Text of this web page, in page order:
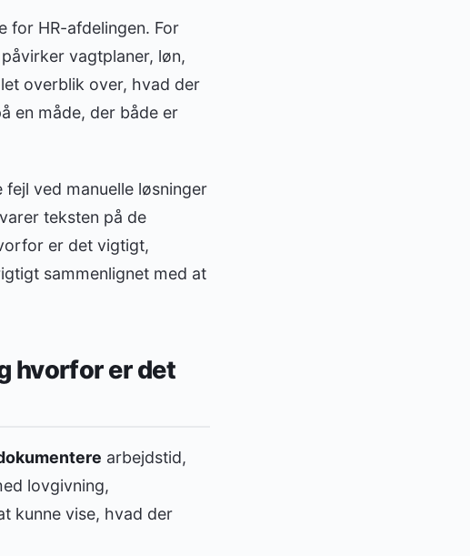
for HR-afdelingen. For
vagtplaner, løn,
overblik over, hvad der
en måde, der både er
ved manuelle løsninger
teksten på de
er det vigtigt,
sammenlignet med at
hvorfor er det
arbejdstid,
lovgivning,
kunne vise, hvad der